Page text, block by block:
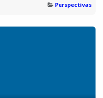
Perspectivas